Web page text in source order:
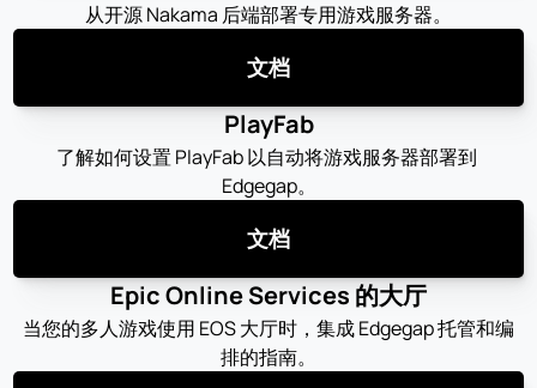
从开源 Nakama 后端部署专用游戏服务器。
文档
PlayFab
了解如何设置 PlayFab 以自动将游戏服务器部署到
Edgegap。
文档
Epic Online Services 的大厅
当您的多人游戏使用 EOS 大厅时，集成 Edgegap 托管和编
排的指南。